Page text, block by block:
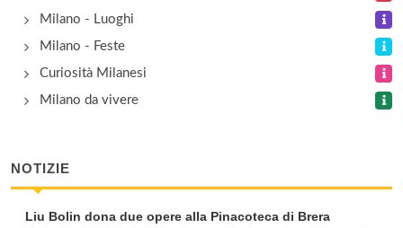
The Duck's Nest
Milano - Luoghi
Milano - Feste
Curiosità Milanesi
Milano da vivere
NOTIZIE
Liu Bolin dona due opere alla Pinacoteca di Brera